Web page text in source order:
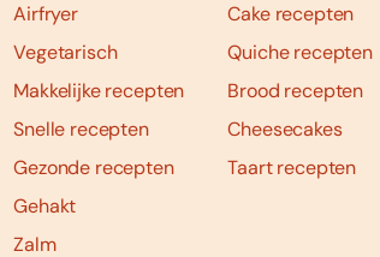
Airfryer
Vegetarisch
Makkelijke recepten
Snelle recepten
Gezonde recepten
Gehakt
Zalm
Cake recepten
Quiche recepten
Brood recepten
Cheesecakes
Taart recepten